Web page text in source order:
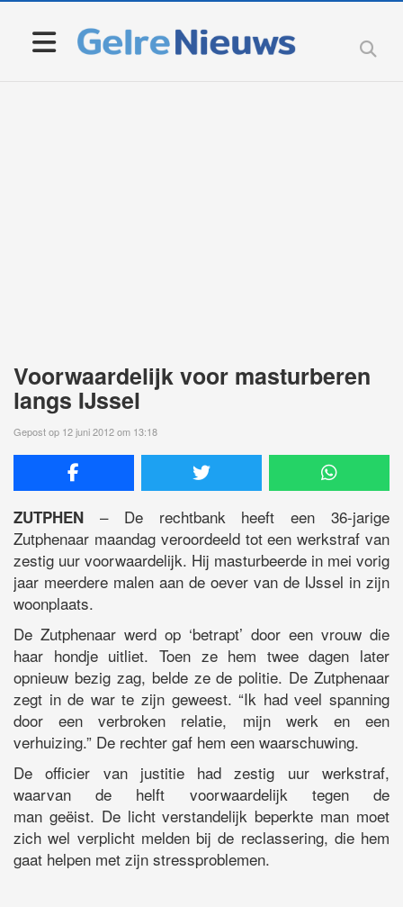
Voorwaardelijk voor masturberen
langs IJssel
Gepost op 12 juni 2012 om 13:18
ZUTPHEN – De rechtbank heeft een 36-jarige
Zutphenaar maandag veroordeeld tot een werkstraf van
zestig uur voorwaardelijk. Hij masturbeerde in mei vorig
jaar meerdere malen aan de oever van de IJssel in zijn
woonplaats.
De Zutphenaar werd op ‘betrapt’ door een vrouw die
haar hondje uitliet. Toen ze hem twee dagen later
opnieuw bezig zag, belde ze de politie. De Zutphenaar
zegt in de war te zijn geweest. “Ik had veel spanning
door een verbroken relatie, mijn werk en een
verhuizing.” De rechter gaf hem een waarschuwing.
De officier van justitie had zestig uur werkstraf,
waarvan de helft voorwaardelijk tegen de
man geëist. De licht verstandelijk beperkte man moet
zich wel verplicht melden bij de reclassering, die hem
gaat helpen met zijn stressproblemen.